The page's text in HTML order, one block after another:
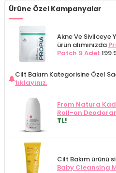
Ürüne Özel Kampanyalar
Akne Ve Sivilceye
ürün alımınızda
Patch 9 Adet
Cilt Bakım Kategorisine Özel
tıklayınız.
From Natura
Roll-on
TL!
Cilt Bakım ürünü
Baby Cleansing